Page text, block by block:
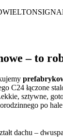
WIELTON
– to
C24 łączone
sztywne,
po
dachu –